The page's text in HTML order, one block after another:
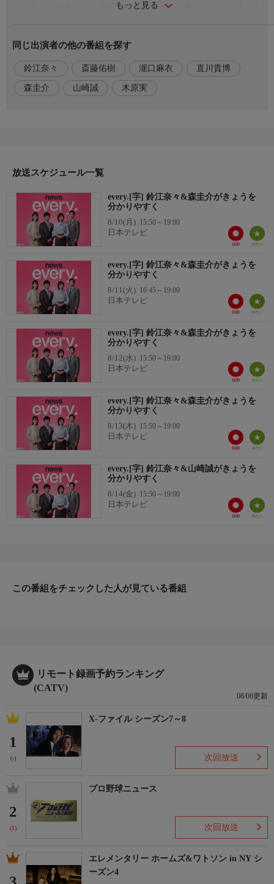
もっと見る
鈴江奈々、森圭介、斎藤佑樹、山崎誠、瀧口麻衣、直川貴博、木
番組内容
【番組HP】 https://www.ntv.co.jp/every/
【番組X】 https://x.com/ntvnewsevery
同じ出演者の他の番組を探す
鈴江奈々 斎藤佑樹 瀧口麻衣 直川貴博
森圭介 山崎誠 木原実
放送スケジュール一覧
every.[字] 鈴江奈々&森圭介がきょうを
分かりやすく
8/10(月) 15:50～19:00
日本テレビ
every.[字] 鈴江奈々&森圭介がきょうを
分かりやすく
8/11(火) 16:45～19:00
日本テレビ
every.[字] 鈴江奈々&森圭介がきょうを
分かりやすく
8/12(水) 15:50～19:00
日本テレビ
every.[字] 鈴江奈々&森圭介がきょうを
分かりやすく
8/13(木) 15:50～19:00
日本テレビ
every.[字] 鈴江奈々&山崎誠がきょうを
分かりやすく
8/14(金) 15:50～19:00
日本テレビ
この番組をチェックした人が見ている番組
リモート録画予約ランキング
(CATV)
08/06更新
1
(-)
X-ファイル シーズン7～8
次回放送
2
(1)
プロ野球ニュース
次回放送
エレメンタリー ホームズ&ワトソン in NY シ
ーズン4